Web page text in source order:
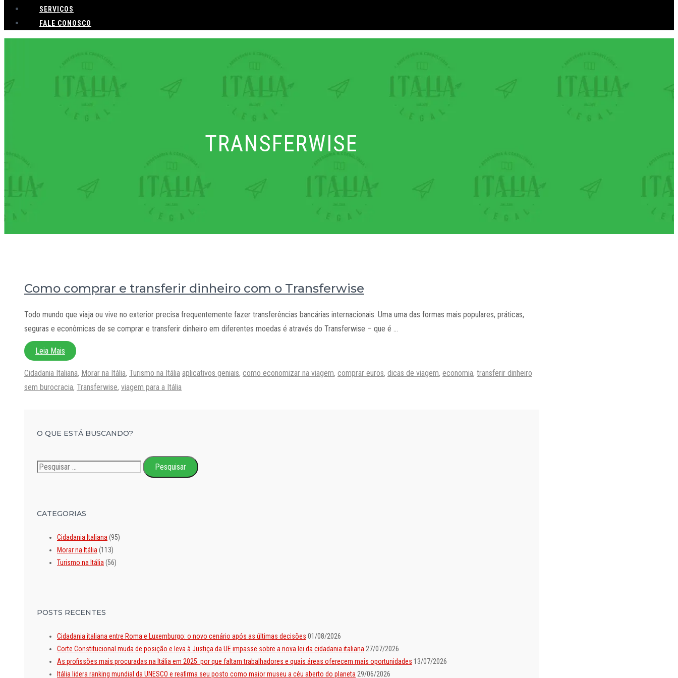
SERVIÇOS
FALE CONOSCO
TRANSFERWISE
Como comprar e transferir dinheiro com o Transferwise
Todo mundo que viaja ou vive no exterior precisa frequentemente fazer transferências bancárias internacionais. Uma uma das formas mais populares, práticas,
seguras e econômicas de se comprar e transferir dinheiro em diferentes moedas é através do Transferwise – que é …
Leia Mais
Categorias
Cidadania Italiana, Morar na Itália, Turismo na Itália Tags
aplicativos geniais, como economizar na viagem, comprar euros, dicas de viagem, economia, transferir dinheiro
sem burocracia, Transferwise, viagem para a Itália
O QUE ESTÁ BUSCANDO?
por:
CATEGORIAS
Cidadania Italiana (95)
Morar na Itália (113)
Turismo na Itália (56)
POSTS RECENTES
Cidadania italiana entre Roma e Luxemburgo: o novo cenário após as últimas decisões 01/08/2026
Corte Constitucional muda de posição e leva à Justiça da UE impasse sobre a nova lei da cidadania italiana 27/07/2026
As profissões mais procuradas na Itália em 2025: por que faltam trabalhadores e quais áreas oferecem mais oportunidades 13/07/2026
Itália lidera ranking mundial da UNESCO e reafirma seu posto como maior museu a céu aberto do planeta 29/06/2026